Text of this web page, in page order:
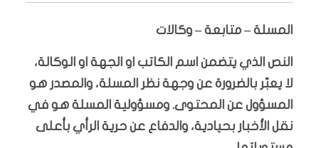
المسلة – متابعة – وكالات
النص الذي يتضمن اسم الكاتب او الجهة او الوكالة،
لا يعبّر بالضرورة عن وجهة نظر المسلة، والمصدر هو
المسؤول عن المحتوى. ومسؤولية المسلة هو في
نقل الأخبار بحيادية، والدفاع عن حرية الرأي بأعلى